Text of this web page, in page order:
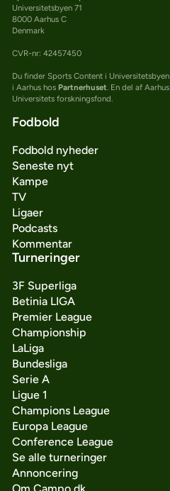
Universitetsbyen 71
8000 Aarhus C
Denmark
CVR-nr: 42457450
Du finder Sports Content i Universitetsbyen
i Aarhus hos Partnerhuset. En del af Aarhus
Universitets forskningsfond.
Fodbold
Fodbold nyheder
Seneste nyt
Kampe
TV
Ligaer
Podcasts
Kommentar
Turneringer
3F Superliga
Betinia LIGA
Premier League
Championship
LaLiga
Bundesliga
Serie A
Ligue 1
Champions League
Europa League
Conference League
Se alle turneringer
Annoncering